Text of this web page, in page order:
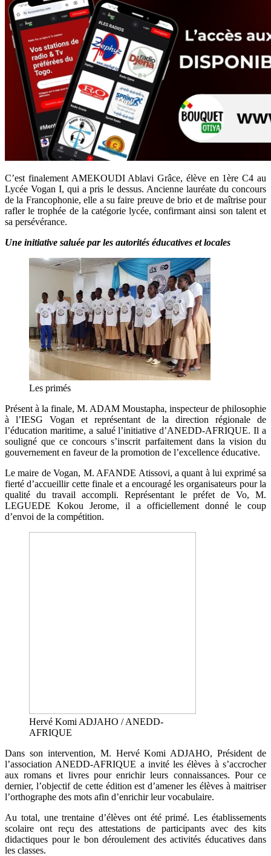
C’est finalement AMEKOUDI Ablavi Grâce, élève en 1ère C4 au
Lycée Vogan I, qui a pris le dessus. Ancienne lauréate du concours
de la Francophonie, elle a su faire preuve de brio et de maîtrise pour
rafler le trophée de la catégorie lycée, confirmant ainsi son talent et
sa persévérance.
Une initiative saluée par les autorités éducatives et locales
Les primés
Présent à la finale, M. ADAM Moustapha, inspecteur de philosophie
à l’IESG Vogan et représentant de la direction régionale de
l’éducation maritime, a salué l’initiative d’ANEDD-AFRIQUE. Il a
souligné que ce concours s’inscrit parfaitement dans la vision du
gouvernement en faveur de la promotion de l’excellence éducative.
Le maire de Vogan, M. AFANDE Atissovi, a quant à lui exprimé sa
fierté d’accueillir cette finale et a encouragé les organisateurs pour la
qualité du travail accompli. Représentant le préfet de Vo, M.
LEGUEDE Kokou Jerome, il a officiellement donné le coup
d’envoi de la compétition.
Hervé Komi ADJAHO / ANEDD-
AFRIQUE
Dans son intervention, M. Hervé Komi ADJAHO, Président de
l’association ANEDD-AFRIQUE a invité les élèves à s’accrocher
aux romans et livres pour enrichir leurs connaissances. Pour ce
dernier, l’objectif de cette édition est d’amener les élèves à maitriser
l’orthographe des mots afin d’enrichir leur vocabulaire.
Au total, une trentaine d’élèves ont été primé. Les établissements
scolaire ont reçu des attestations de participants avec des kits
didactiques pour le bon déroulement des activités éducatives dans
les classes.